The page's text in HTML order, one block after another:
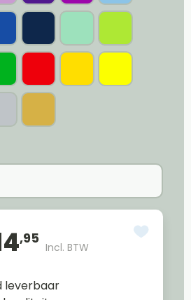
,95
Incl. BTW
leverbaar